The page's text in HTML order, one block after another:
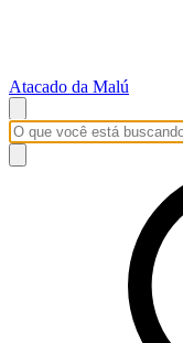
Atacado da Malú